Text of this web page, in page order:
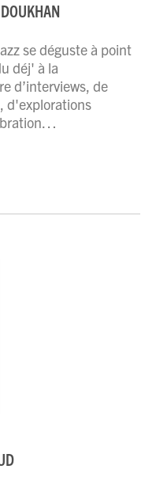
se déguste à point
déj' à la
d’interviews, de
d'explorations